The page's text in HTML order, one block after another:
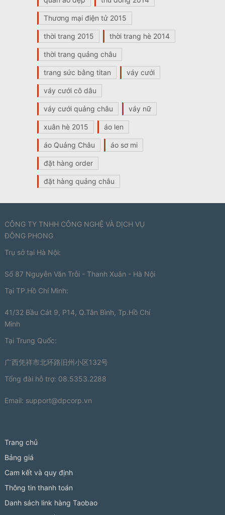
Thương mại điện tử 2015
thời trang 2015 thời trang hè 2014
thời trang quảng châu
trang sức bằng titan váy cưới
váy cưới cô dâu
váy cưới quảng châu váy nữ
xuân hè 2015 áo len
áo Quảng Châu áo sơ mi
đặt hàng order
đặt hàng quảng châu
CÔNG TY TNHH CÔNG NGHỆ VÀ DỊCH VỤ
ĐÔNG PHONG
Trụ sở tại Hà Nội:
Số 87 Nguyễn Văn Trỗi - Thanh Xuân - Hà Nội
Tại TP.Hồ Chí Minh:
41/32 Bầu Cát 9, P14, Q.Tân Bình, Tp.Hồ Chí
Minh
Tại Trung Quốc:
广西凭祥市北环路旧州小区132号
Tổng đài hỗ trợ: 08.5353.2288
Email: support@dpcorp.vn
Trang chủ
Bảng giá
Cam kết và quy định
Thông tin thanh toán
Danh sách link hàng Taobao